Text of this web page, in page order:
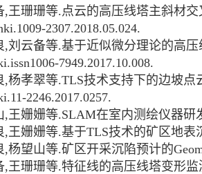
,王珊珊等.点云的高压线塔主斜材交
2307.2018.05.024.
,刘云备等.基于近似微分理论的高
7949.2017.10.008.
,杨孝翠等.TLS技术支持下的边坡点
2246.2017.0257.
,王姗姗等.SLAM在室内测绘仪器研
,王姗姗等.基于TLS技术的矿区地表
,杨望山等.矿区开采沉陷预计的
,王珊珊等.特征线的高压线塔变形监